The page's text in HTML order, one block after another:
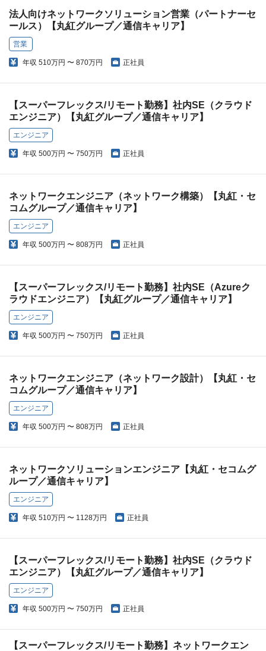
法人向けネットワークソリューション営業（パートナーセ
ールス）【丸紅グループ／通信キャリア】
営業
年収 510万円 〜 870万円 正社員
【スーパーフレックス/リモート勤務】社内SE（クラウド
エンジニア）【丸紅グループ／通信キャリア】
エンジニア
年収 500万円 〜 750万円 正社員
ネットワークエンジニア（ネットワーク構築）【丸紅・セ
コムグループ／通信キャリア】
エンジニア
年収 500万円 〜 808万円 正社員
【スーパーフレックス/リモート勤務】社内SE（Azureク
ラウドエンジニア）【丸紅グループ／通信キャリア】
エンジニア
年収 500万円 〜 750万円 正社員
ネットワークエンジニア（ネットワーク設計）【丸紅・セ
コムグループ／通信キャリア】
エンジニア
年収 500万円 〜 808万円 正社員
ネットワークソリューションエンジニア【丸紅・セコムグ
ループ／通信キャリア】
エンジニア
年収 510万円 〜 1128万円 正社員
【スーパーフレックス/リモート勤務】社内SE（クラウド
エンジニア）【丸紅グループ／通信キャリア】
エンジニア
年収 500万円 〜 750万円 正社員
【スーパーフレックス/リモート勤務】ネットワークエン